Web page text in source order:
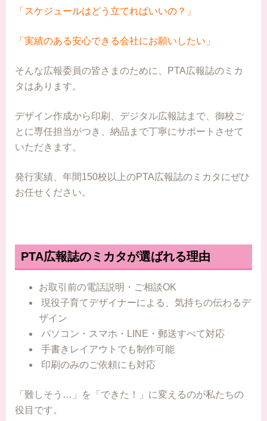
「スケジュールはどう立てればいいの？」
「実績のある安心できる会社にお願いしたい」
そんな広報委員の皆さまのために、PTA広報誌のミカ
タはあります。
デザイン作成から印刷、デジタル広報誌まで、御校ご
とに専任担当がつき、納品まで丁寧にサポートさせて
いただきます。
発行実績、年間150校以上のPTA広報誌のミカタにぜひ
お任せください。
PTA広報誌のミカタが選ばれる理由
お取引前の電話説明・ご相談OK
現役子育てデザイナーによる、気持ちの伝わるデ
ザイン
パソコン・スマホ・LINE・郵送すべて対応
手書きレイアウトでも制作可能
印刷のみのご依頼にも対応
「難しそう…」を「できた！」に変えるのが私たちの
役目です。